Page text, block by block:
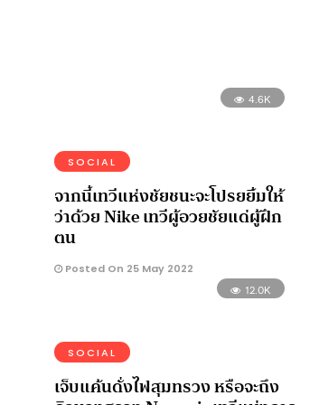
4.6K
SOCIAL
จากนี้เทวีแห่งชัยชนะจะโปรยยิ้มให้
ว่าด้วย Nike เทวีผู้อวยชัยแด่ผู้ฝึก
ตน
Posted On 25 May 2022
12.0K
SOCIAL
เจ็บแค้นดั่งไฟสุมทรวง หรือจะถึง